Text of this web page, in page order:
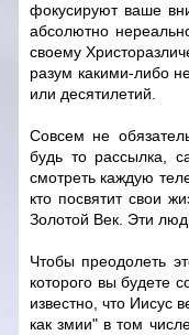
фокусируют ваше
абсолютно
своему
разум какими-либо
или десятилетий.
Совсем не
будь то рассылка,
смотреть каждую
кто посвятит свои
Золотой Век. Эти
Чтобы преодолеть
которого вы будете
известно, что Иисус
как змии" в том